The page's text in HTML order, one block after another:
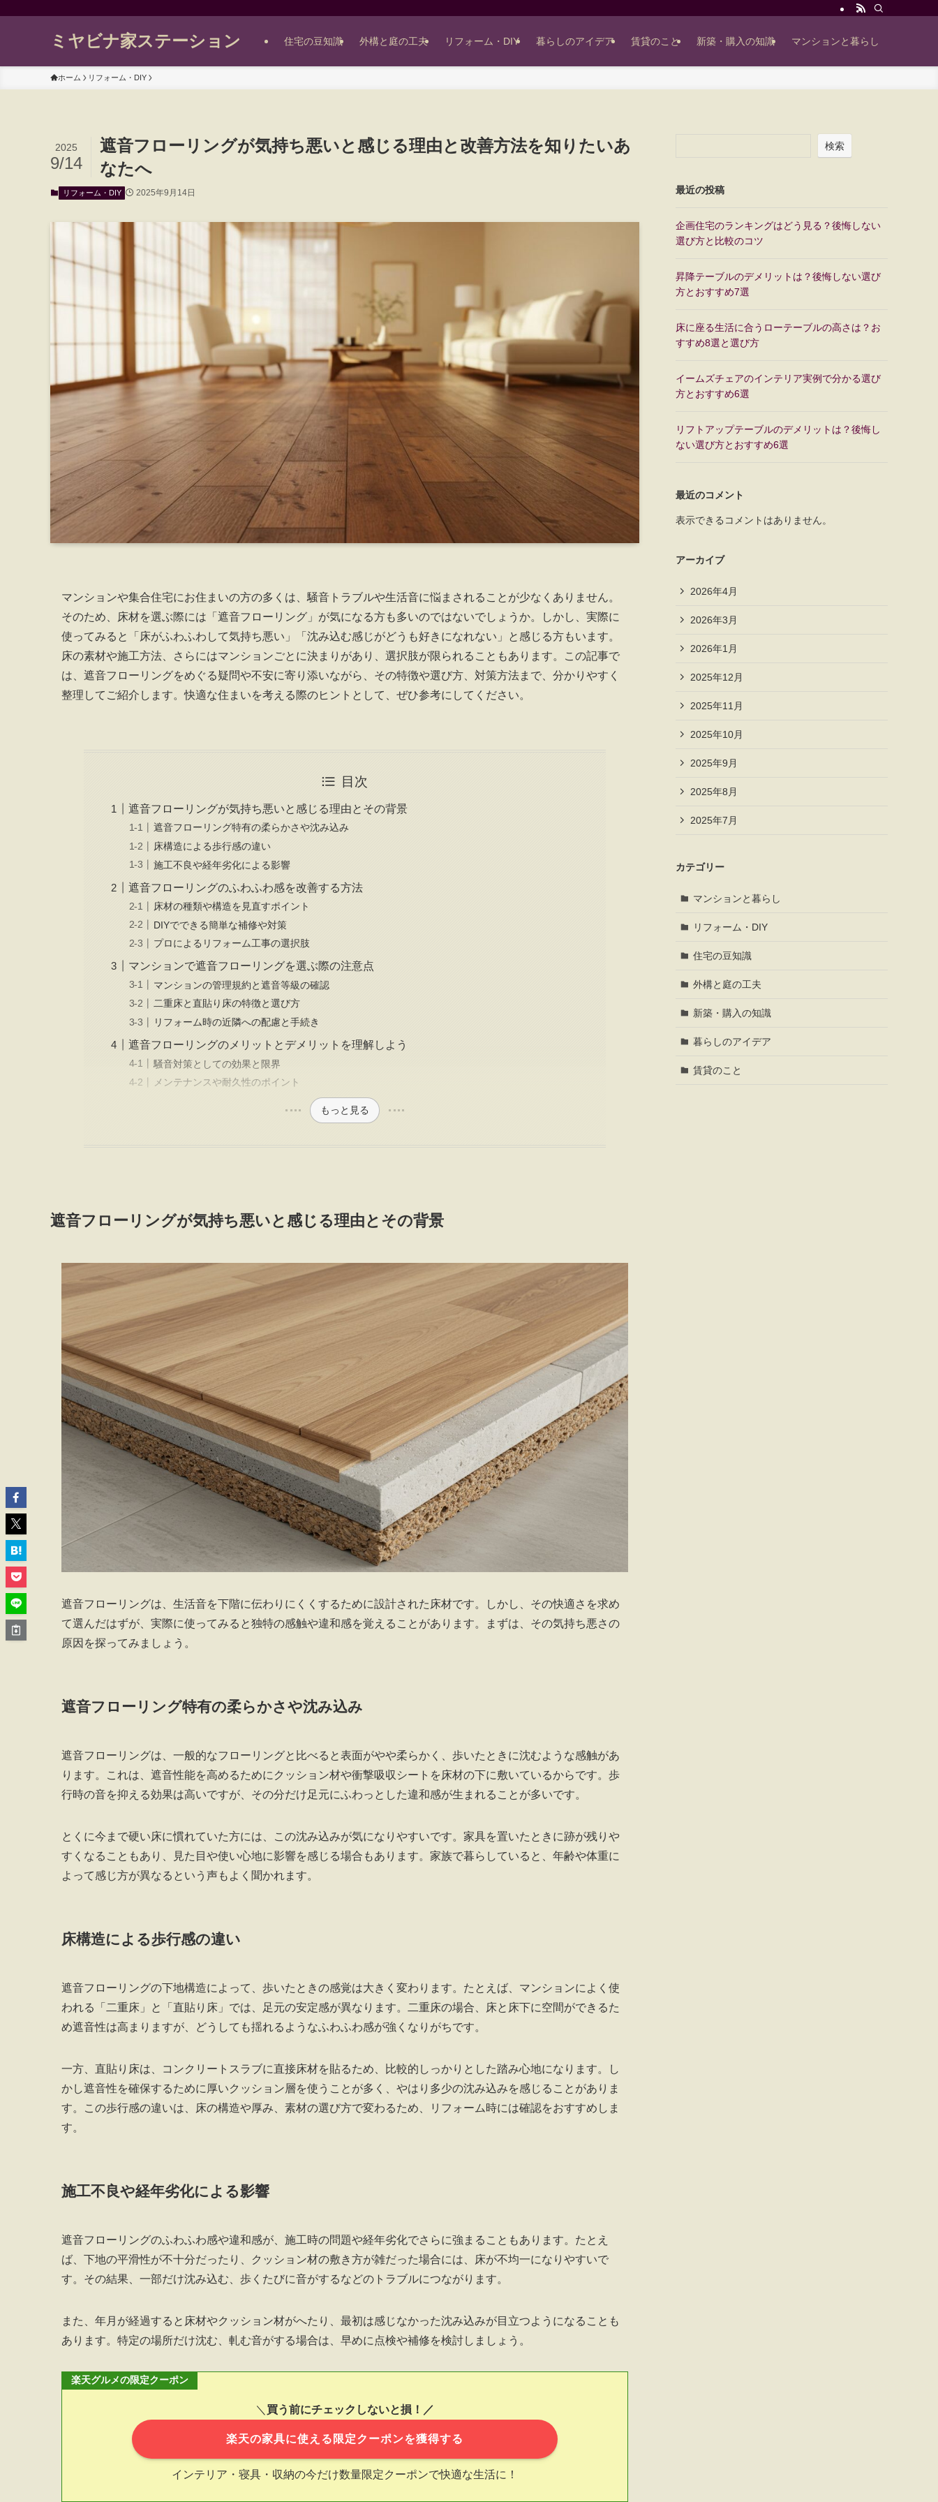
ミヤビナ家ステーション 住宅の豆知識 外構と庭の工夫 リフォーム・DIY 暮らしのアイデア 賃貸のこと 新築・購入の知識 マンションと暮らし
ホーム リフォーム・DIY
遮音フローリングが気持ち悪いと感じる理由と改善方法を知りたいあ
なたへ
2025
9/14
リフォーム・DIY 2025年9月14日
マンションや集合住宅にお住まいの方の多くは、騒音トラブルや生活音に悩まされることが少なくありません。
そのため、床材を選ぶ際には「遮音フローリング」が気になる方も多いのではないでしょうか。しかし、実際に
使ってみると「床がふわふわして気持ち悪い」「沈み込む感じがどうも好きになれない」と感じる方もいます。
床の素材や施工方法、さらにはマンションごとに決まりがあり、選択肢が限られることもあります。この記事で
は、遮音フローリングをめぐる疑問や不安に寄り添いながら、その特徴や選び方、対策方法まで、分かりやすく
整理してご紹介します。快適な住まいを考える際のヒントとして、ぜひ参考にしてください。
目次
遮音フローリングが気持ち悪いと感じる理由とその背景
遮音フローリング特有の柔らかさや沈み込み
床構造による歩行感の違い
施工不良や経年劣化による影響
遮音フローリングのふわふわ感を改善する方法
床材の種類や構造を見直すポイント
DIYでできる簡単な補修や対策
プロによるリフォーム工事の選択肢
マンションで遮音フローリングを選ぶ際の注意点
マンションの管理規約と遮音等級の確認
二重床と直貼り床の特徴と選び方
リフォーム時の近隣への配慮と手続き
遮音フローリングのメリットとデメリットを理解しよう
騒音対策としての効果と限界
メンテナンスや耐久性のポイント
もっと見る
遮音フローリングが気持ち悪いと感じる理由とその背景
遮音フローリングは、生活音を下階に伝わりにくくするために設計された床材です。しかし、その快適さを求め
て選んだはずが、実際に使ってみると独特の感触や違和感を覚えることがあります。まずは、その気持ち悪さの
原因を探ってみましょう。
遮音フローリング特有の柔らかさや沈み込み
遮音フローリングは、一般的なフローリングと比べると表面がやや柔らかく、歩いたときに沈むような感触があ
ります。これは、遮音性能を高めるためにクッション材や衝撃吸収シートを床材の下に敷いているからです。歩
行時の音を抑える効果は高いですが、その分だけ足元にふわっとした違和感が生まれることが多いです。
とくに今まで硬い床に慣れていた方には、この沈み込みが気になりやすいです。家具を置いたときに跡が残りや
すくなることもあり、見た目や使い心地に影響を感じる場合もあります。家族で暮らしていると、年齢や体重に
よって感じ方が異なるという声もよく聞かれます。
床構造による歩行感の違い
遮音フローリングの下地構造によって、歩いたときの感覚は大きく変わります。たとえば、マンションによく使
われる「二重床」と「直貼り床」では、足元の安定感が異なります。二重床の場合、床と床下に空間ができるた
め遮音性は高まりますが、どうしても揺れるようなふわふわ感が強くなりがちです。
一方、直貼り床は、コンクリートスラブに直接床材を貼るため、比較的しっかりとした踏み心地になります。し
かし遮音性を確保するために厚いクッション層を使うことが多く、やはり多少の沈み込みを感じることがありま
す。この歩行感の違いは、床の構造や厚み、素材の選び方で変わるため、リフォーム時には確認をおすすめしま
す。
施工不良や経年劣化による影響
遮音フローリングのふわふわ感や違和感が、施工時の問題や経年劣化でさらに強まることもあります。たとえ
ば、下地の平滑性が不十分だったり、クッション材の敷き方が雑だった場合には、床が不均一になりやすいで
す。その結果、一部だけ沈み込む、歩くたびに音がするなどのトラブルにつながります。
また、年月が経過すると床材やクッション材がへたり、最初は感じなかった沈み込みが目立つようになることも
あります。特定の場所だけ沈む、軋む音がする場合は、早めに点検や補修を検討しましょう。
楽天グルメの限定クーポン
＼ 買う前にチェックしないと損！／
楽天の家具に使える限定クーポンを獲得する
インテリア・寝具・収納の今だけ数量限定クーポンで快適な生活に！
検索
最近の投稿
企画住宅のランキングはどう見る？後悔しない
選び方と比較のコツ
昇降テーブルのデメリットは？後悔しない選び
方とおすすめ7選
床に座る生活に合うローテーブルの高さは？お
すすめ8選と選び方
イームズチェアのインテリア実例で分かる選び
方とおすすめ6選
リフトアップテーブルのデメリットは？後悔し
ない選び方とおすすめ6選
最近のコメント
表示できるコメントはありません。
アーカイブ
2026年4月
2026年3月
2026年1月
2025年12月
2025年11月
2025年10月
2025年9月
2025年8月
2025年7月
カテゴリー
マンションと暮らし
リフォーム・DIY
住宅の豆知識
外構と庭の工夫
新築・購入の知識
暮らしのアイデア
賃貸のこと